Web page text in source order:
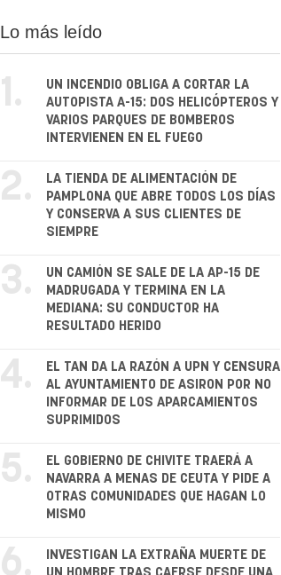
Lo más leído
1.
UN INCENDIO OBLIGA A CORTAR LA
AUTOPISTA A-15: DOS HELICÓPTEROS Y
VARIOS PARQUES DE BOMBEROS
INTERVIENEN EN EL FUEGO
2.
LA TIENDA DE ALIMENTACIÓN DE
PAMPLONA QUE ABRE TODOS LOS DÍAS
Y CONSERVA A SUS CLIENTES DE
SIEMPRE
3.
UN CAMIÓN SE SALE DE LA AP-15 DE
MADRUGADA Y TERMINA EN LA
MEDIANA: SU CONDUCTOR HA
RESULTADO HERIDO
4.
EL TAN DA LA RAZÓN A UPN Y CENSURA
AL AYUNTAMIENTO DE ASIRON POR NO
INFORMAR DE LOS APARCAMIENTOS
SUPRIMIDOS
5.
EL GOBIERNO DE CHIVITE TRAERÁ A
NAVARRA A MENAS DE CEUTA Y PIDE A
OTRAS COMUNIDADES QUE HAGAN LO
MISMO
6.
INVESTIGAN LA EXTRAÑA MUERTE DE